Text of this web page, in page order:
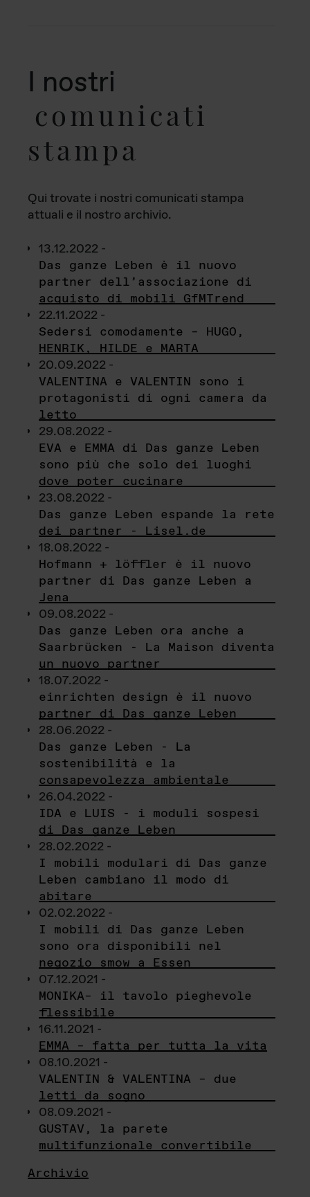
I nostri
comunicati
stampa
Qui trovate i nostri comunicati stampa
attuali e il nostro archivio.
13.12.2022 -
Das ganze Leben è il nuovo
partner dell’associazione di
acquisto di mobili GfMTrend
22.11.2022 -
Sedersi comodamente – HUGO,
HENRIK, HILDE e MARTA
20.09.2022 -
VALENTINA e VALENTIN sono i
protagonisti di ogni camera da
letto
29.08.2022 -
EVA e EMMA di Das ganze Leben
sono più che solo dei luoghi
dove poter cucinare
23.08.2022 -
Das ganze Leben espande la rete
dei partner - Lisel.de
18.08.2022 -
Hofmann + löffler è il nuovo
partner di Das ganze Leben a
Jena
09.08.2022 -
Das ganze Leben ora anche a
Saarbrücken - La Maison diventa
un nuovo partner
18.07.2022 -
einrichten design è il nuovo
partner di Das ganze Leben
28.06.2022 -
Das ganze Leben - La
sostenibilità e la
consapevolezza ambientale
26.04.2022 -
IDA e LUIS - i moduli sospesi
di Das ganze Leben
28.02.2022 -
I mobili modulari di Das ganze
Leben cambiano il modo di
abitare
02.02.2022 -
I mobili di Das ganze Leben
sono ora disponibili nel
negozio smow a Essen
07.12.2021 -
MONIKA– il tavolo pieghevole
flessibile
16.11.2021 -
EMMA – fatta per tutta la vita
08.10.2021 -
VALENTIN & VALENTINA – due
letti da sogno
08.09.2021 -
GUSTAV, la parete
multifunzionale convertibile
Archivio